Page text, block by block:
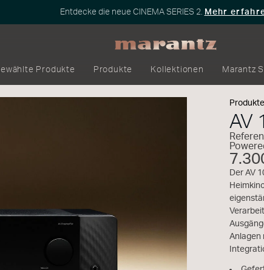
Entdecke die neue CINEMA SERIES 2. Mehr
Produkte Produkte Kollektionen Marantz
Produkte
AV
Der AV
Anlagen